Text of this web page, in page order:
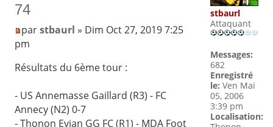
74
parstbaurl » Dim Oct 27, 2019 7:25
pm
Résultats du 6ème tour :
- US Annemasse Gaillard (R3) - FC
Annecy (N2) 0-7
- Thonon Evian GG FC (R1) - MDA Foot
stbaurl
Attaquant
Messages:
682
Enregistré
le: Ven Mai
05, 2006
3:39 pm
Localisation: